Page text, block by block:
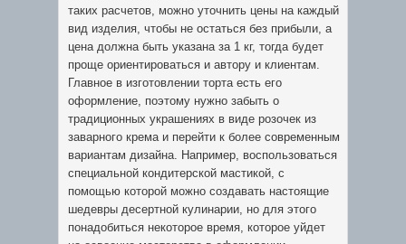
таких расчетов, можно уточнить цены на каждый
вид изделия, чтобы не остаться без прибыли, а
цена должна быть указана за 1 кг, тогда будет
проще ориентироваться и автору и клиентам.
Главное в изготовлении торта есть его
оформление, поэтому нужно забыть о
традиционных украшениях в виде розочек из
заварного крема и перейти к более современным
вариантам дизайна. Например, воспользоваться
специальной кондитерской мастикой, с
помощью которой можно создавать настоящие
шедевры десертной кулинарии, но для этого
понадобиться некоторое время, которое уйдет